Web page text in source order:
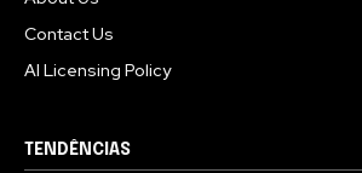
Contact Us
AI Licensing Policy
TENDÊNCIAS